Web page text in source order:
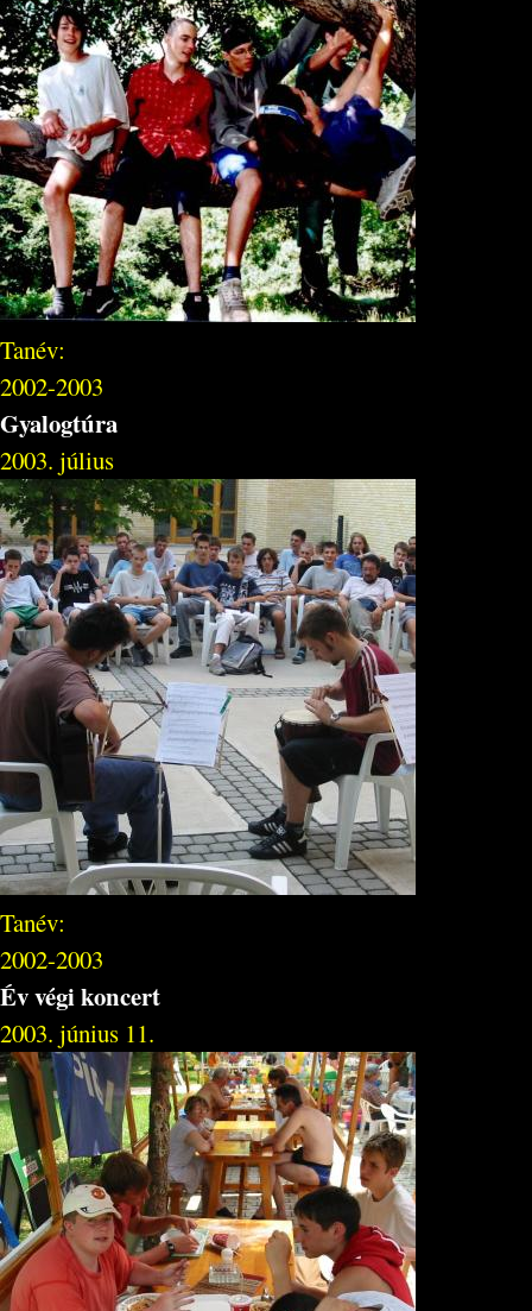
Tanév:
2002-2003
Gyalogtúra
2003. július
Tanév:
2002-2003
Év végi koncert
2003. június 11.